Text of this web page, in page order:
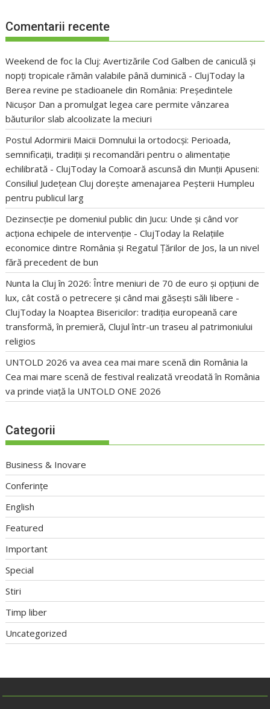
Comentarii recente
Weekend de foc la Cluj: Avertizările Cod Galben de caniculă și
nopți tropicale rămân valabile până duminică - ClujToday la
Berea revine pe stadioanele din România: Președintele
Nicușor Dan a promulgat legea care permite vânzarea
băuturilor slab alcoolizate la meciuri
Postul Adormirii Maicii Domnului la ortodocși: Perioada,
semnificații, tradiții și recomandări pentru o alimentație
echilibrată - ClujToday laComoară ascunsă din Munții Apuseni:
Consiliul Județean Cluj dorește amenajarea Peșterii Humpleu
pentru publicul larg
Dezinsecție pe domeniul public din Jucu: Unde și când vor
acționa echipele de intervenție - ClujToday la Relațiile
economice dintre România și Regatul Țărilor de Jos, la un nivel
fără precedent de bun
Nunta la Cluj în 2026: Între meniuri de 70 de euro și opțiuni de
lux, cât costă o petrecere și când mai găsești săli libere -
ClujToday la Noaptea Bisericilor: tradiția europeană care
transformă, în premieră, Clujul într-un traseu al patrimoniului
religios
UNTOLD 2026 va avea cea mai mare scenă din România la
Cea mai mare scenă de festival realizată vreodată în România
va prinde viață la UNTOLD ONE 2026
Categorii
Business & Inovare
Conferințe
English
Featured
Important
Special
Stiri
Timp liber
Uncategorized